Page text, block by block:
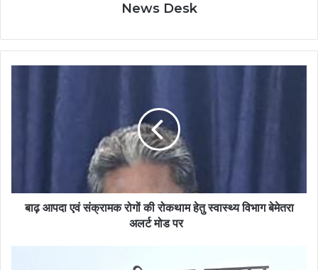
News Desk
स्वास्थ्य
विभागबाढ़ आपदा एवं संक्रामक रोगों की रोकथाम हेतु स्वास्थ्य विभाग बेमेतरा
अलर्ट मोड पर